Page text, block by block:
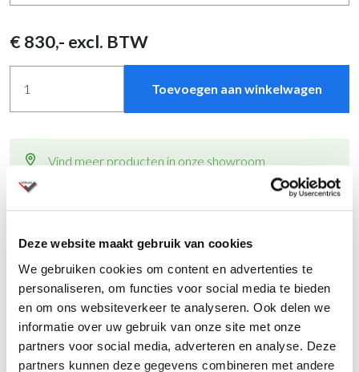
Deze website maakt gebruik van cookies
We gebruiken cookies om content en advertenties te
personaliseren, om functies voor social media te bieden
en om ons websiteverkeer te analyseren. Ook delen we
informatie over uw gebruik van onze site met onze
partners voor social media, adverteren en analyse. Deze
partners kunnen deze gegevens combineren met andere
€ 830,- excl. BTW
Toevoegen aan winkelwagen
Vind meer producten in onze showroom
met andere levertijden
Montage op aanvraag
Productinformatie